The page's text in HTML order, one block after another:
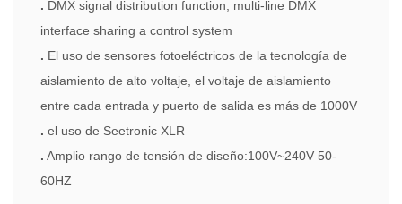
. DMX signal distribution function, multi-line DMX
interface sharing a control system
. El uso de sensores fotoeléctricos de la tecnología de
aislamiento de alto voltaje, el voltaje de aislamiento
entre cada entrada y puerto de salida es más de 1000V
. el uso de Seetronic XLR
. Amplio rango de tensión de diseño:100V~240V 50-
60HZ